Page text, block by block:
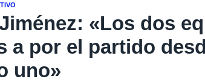
«Los dos
a por el partido
uno»